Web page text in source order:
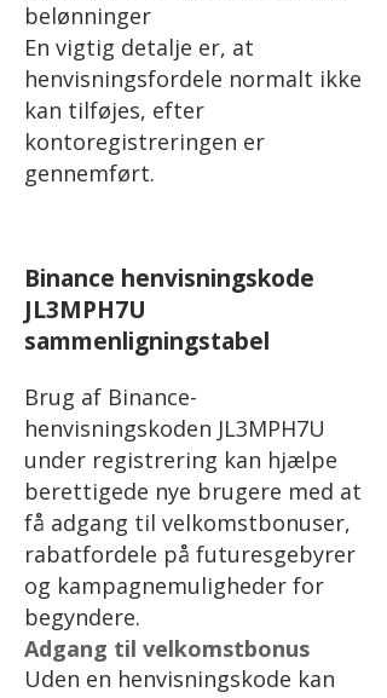
belønninger
En vigtig detalje er, at
henvisningsfordele normalt ikke
kan tilføjes, efter
kontoregistreringen er
gennemført.
Binance henvisningskode
JL3MPH7U
sammenligningstabel
Brug af Binance-
henvisningskoden JL3MPH7U
under registrering kan hjælpe
berettigede nye brugere med at
få adgang til velkomstbonuser,
rabatfordele på futuresgebyrer
og kampagnemuligheder for
begyndere.
Adgang til velkomstbonus
Uden en henvisningskode kan